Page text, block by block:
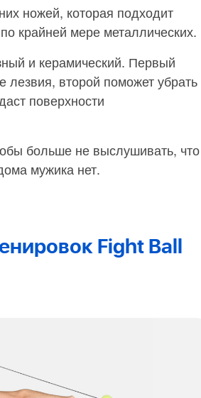
ножей, которая подходит
крайней мере металлических.
и керамический. Первый
второй поможет убрать
поверхности
больше не выслушивать, что
мужика нет.
Fight Ball